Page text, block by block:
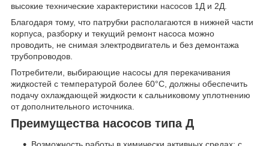
высокие технические характеристики насосов 1Д и 2Д.
Благодаря тому, что патрубки располагаются в нижней части
корпуса, разборку и текущий ремонт насоса можно
проводить, не снимая электродвигатель и без демонтажа
трубопроводов.
Потребители, выбирающие насосы для перекачивания
жидкостей с температурой более 60°С, должны обеспечить
подачу охлаждающей жидкости к сальниковому уплотнению
от дополнительного источника.
Преимущества насосов типа Д